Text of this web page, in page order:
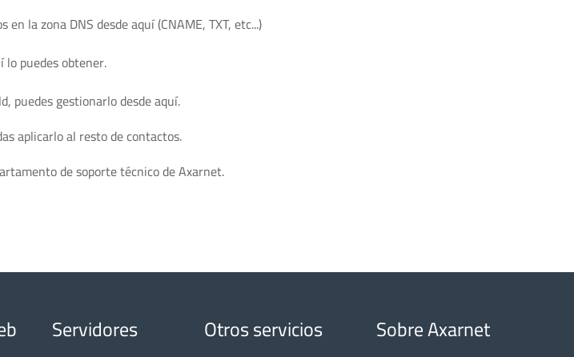
la zona DNS desde aquí (CNAME, TXT, etc...)
lo puedes obtener.
puedes gestionarlo desde aquí.
aplicarlo al resto de contactos.
de soporte técnico de Axarnet.
Servidores Otros servicios Sobre Axarnet